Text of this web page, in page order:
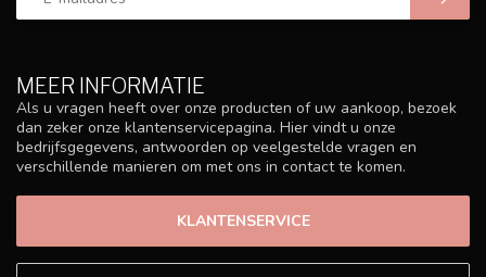
MEER INFORMATIE
Als u vragen heeft over onze producten of uw aankoop, bezoek
dan zeker onze klantenservicepagina. Hier vindt u onze
bedrijfsgegevens, antwoorden op veelgestelde vragen en
verschillende manieren om met ons in contact te komen.
KLANTENSERVICE